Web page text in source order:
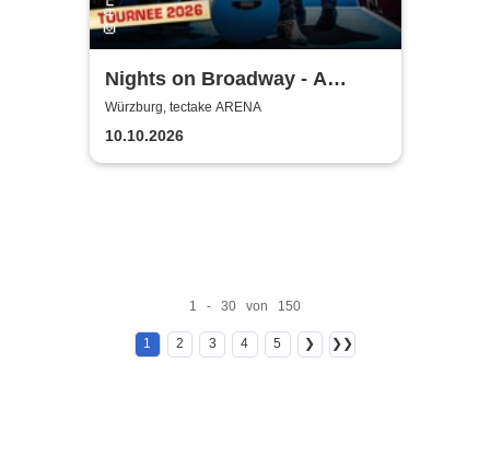
Nights on Broadway - A
Tribute to the Bee Gees
performed by Night Fever
Würzburg, tectake ARENA
10.10.2026
1 - 30 von 150
1 2 3 4 5 ❯ ❯❯